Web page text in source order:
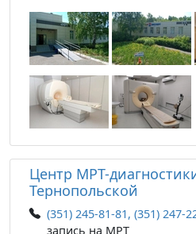
Центр МРТ-
Тернопольской
(351) 245-81-81, (351) 247-
запись на МРТ